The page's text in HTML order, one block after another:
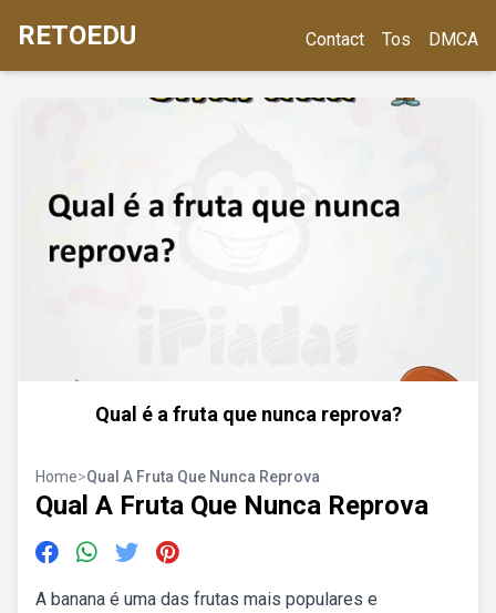
RETOEDU Contact Tos DMCA
Qual é a fruta que nunca reprova?
Home>Qual A Fruta Que Nunca Reprova
Qual A Fruta Que Nunca Reprova
A banana é uma das frutas mais populares e